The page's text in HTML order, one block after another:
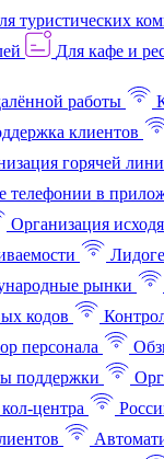
туристических
Для кафе и
работы
клиентов
горячей
телефонии в
Организация
рынки
кодов
персонала
поддержки
центра